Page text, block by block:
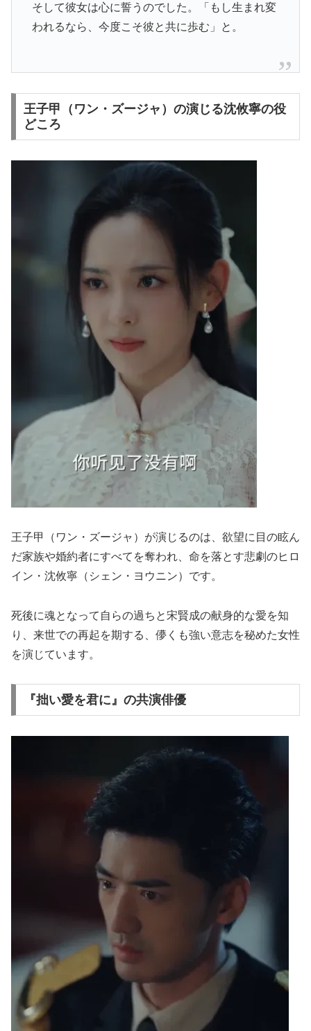
そして彼女は心に誓うのでした。「もし生まれ変
われるなら、今度こそ彼と共に歩む」と。
王子甲（ワン・ズージャ）の演じる沈攸寧の役
どころ
王子甲（ワン・ズージャ）が演じるのは、欲望に目の眩ん
だ家族や婚約者にすべてを奪われ、命を落とす悲劇のヒロ
イン・沈攸寧（シェン・ヨウニン）です。
死後に魂となって自らの過ちと宋賢成の献身的な愛を知
り、来世での再起を期する、儚くも強い意志を秘めた女性
を演じています。
『拙い愛を君に』の共演俳優